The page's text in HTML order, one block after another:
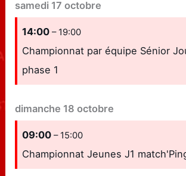
samedi 17 octobre
14:00– 19:00
Championnat par équipe Sénior
phase 1
dimanche 18 octobre
09:00– 15:00
Championnat Jeunes J1